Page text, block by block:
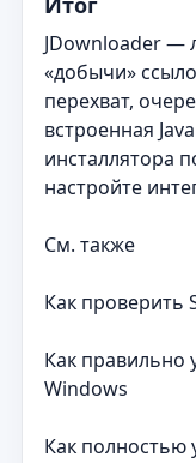
JDownloader —
«добычи»
перехват,
встроенная
инсталлятора
настройте
См. также
Как проверить
Как правильно
Windows
Как полностью